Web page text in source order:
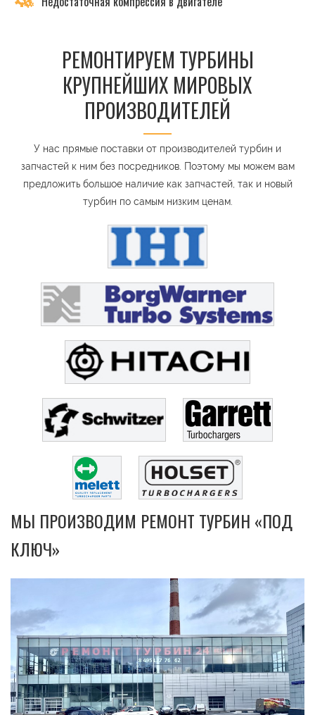
РЕМОНТИРУЕМ ТУРБИНЫ
КРУПНЕЙШИХ МИРОВЫХ
ПРОИЗВОДИТЕЛЕЙ
У нас прямые поставки от производителей турбин и
запчастей к ним без посредников. Поэтому мы можем вам
предложить большое наличие как запчастей, так и новый
турбин по самым низким ценам.
МЫ ПРОИЗВОДИМ РЕМОНТ ТУРБИН «ПОД
КЛЮЧ»